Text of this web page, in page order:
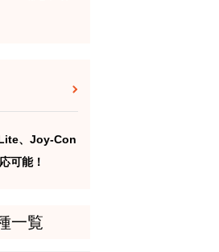
、Joy-Con
可能！
一覧